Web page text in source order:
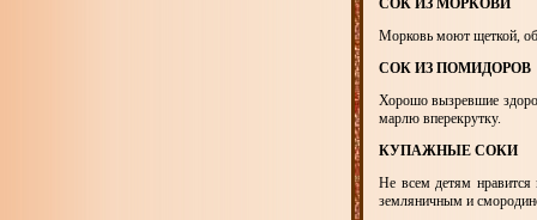
СОК ИЗ МОРКОВИ
Морковь моют щеткой,
СОК ИЗ ПОМИДОРОВ
Хорошо вызревшие
марлю вперекрутку.
КУПАЖНЫЕ СОКИ
Не всем детям
земляничным и